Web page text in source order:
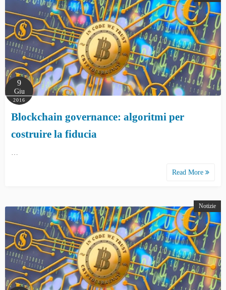
9
Giu
2016
Blockchain governance: algoritmi per
costruire la fiducia
…
Read More
Notizie